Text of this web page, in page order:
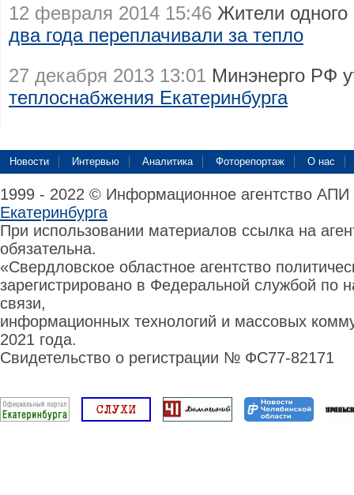
12 февраля 2014 15:46 Жители одного
два года переплачивали за тепло
27 декабря 2013 13:01 Минэнерго РФ
теплоснабжения Екатеринбурга
Новости Интервью Аналитика Фоторепортаж О нас
1999 - 2022 © Информационное агентство
Екатеринбурга
При использовании материалов ссылка на
обязательна.
«Свердловское областное агентство
зарегистрировано в Федеральной службой по
связи,
информационных технологий и массовых
2021 года.
Свидетельство о регистрации № ФС77-82171